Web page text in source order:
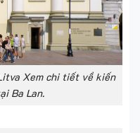
Xem chi tiết về kiến
Ba Lan.